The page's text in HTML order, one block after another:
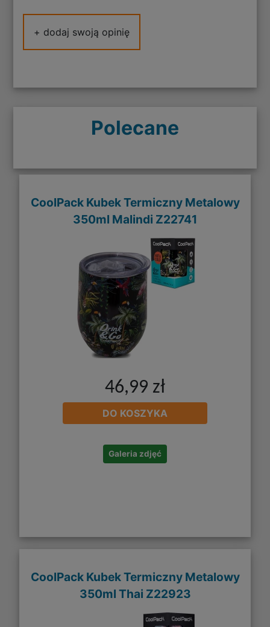
+ dodaj swoją opinię
Polecane
CoolPack Kubek Termiczny Metalowy
350ml Malindi Z22741
46,99 zł
DO KOSZYKA
Galeria zdjęć
CoolPack Kubek Termiczny Metalowy
350ml Thai Z22923